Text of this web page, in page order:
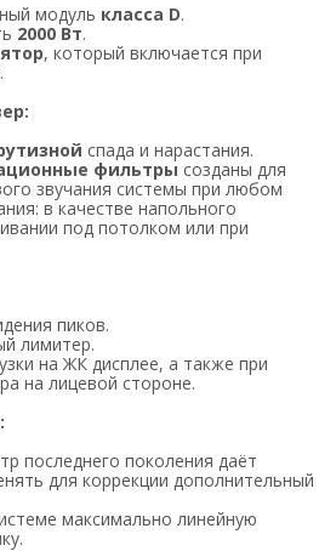
модуль класса D.
2000 Вт.
, который включается при
спада и нарастания.
фильтры созданы для
звучания системы при любом
в качестве напольного
под потолком или при
пиков.
лимитер.
на ЖК дисплее, а также при
на лицевой стороне.
последнего поколения даёт
для коррекции дополнительный
максимально линейную